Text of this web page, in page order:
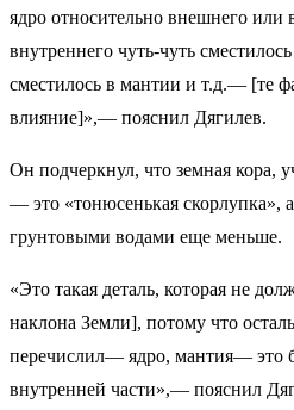
ядро относительно внешнего или
внутреннего чуть-чуть
сместилось в мантии и т.д.— [те
влияние]»,— пояснил Дягилев.
Он подчеркнул, что земная кора,
— это «тонюсенькая скорлупка»,
грунтовыми водами еще меньше.
«Это такая деталь, которая не
наклона Земли], потому что
перечислил— ядро, мантия— это
внутренней части»,— пояснил